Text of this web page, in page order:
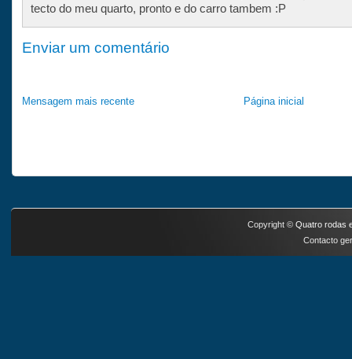
tecto do meu quarto, pronto e do carro tambem :P
Enviar um comentário
Mensagem mais recente Página inicial
Copyright © Quatro rodas
Contacto